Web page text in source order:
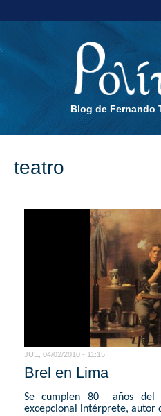
Blog de Fernando
teatro
JUE, 04/02/2010 - 11:15
Brel en Lima
Se cumplen 80 años
excepcional intérprete, autor